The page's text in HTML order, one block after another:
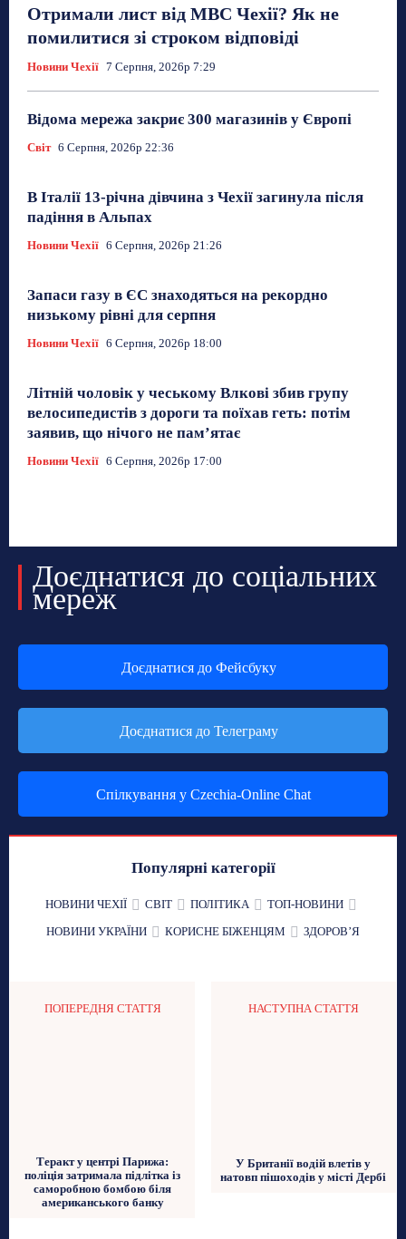
Отримали лист від МВС Чехії? Як не
помилитися зі строком відповіді
Новини Чехії 7 Серпня, 2026р 7:29
Відома мережа закриє 300 магазинів у Європі
Світ 6 Серпня, 2026р 22:36
В Італії 13-річна дівчина з Чехії загинула після
падіння в Альпах
Новини Чехії 6 Серпня, 2026р 21:26
Запаси газу в ЄС знаходяться на рекордно
низькому рівні для серпня
Новини Чехії 6 Серпня, 2026р 18:00
Літній чоловік у чеському Влкові збив групу
велосипедистів з дороги та поїхав геть: потім
заявив, що нічого не пам’ятає
Новини Чехії 6 Серпня, 2026р 17:00
Доєднатися до соціальних
мереж
Доєднатися до Фейсбуку
Доєднатися до Телеграму
Спілкування у Czechia-Online Chat
Популярні категорії
НОВИНИ ЧЕХІЇ СВІТ ПОЛІТИКА
ТОП-НОВИНИ
НОВИНИ УКРАЇНИ
КОРИСНЕ БІЖЕНЦЯМ ЗДОРОВʼЯ
ПОПЕРЕДНЯ СТАТТЯ
Теракт у центрі Парижа:
поліція затримала підлітка із
саморобною бомбою біля
американського банку
НАСТУПНА СТАТТЯ
У Британії водій влетів у
натовп пішоходів у місті Дербі